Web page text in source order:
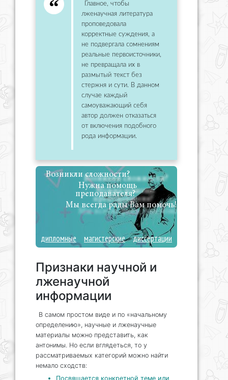
Главное, чтобы
лженаучная литература
проповедовала
корректные суждения, а
не подвергала сомнениям
реальные первоисточники,
не превращала их в
размытый текст без
стержня и сути. В данном
случае каждый
самоуважающий себя
автор должен отказаться
от включения подобного
рода информации.
Возникли сложности?
Нужна помощь
преподавателя?
Мы всегда рады Вам помочь!
дипломные магистерские диссертации
Признаки научной и
лженаучной
информации
В самом простом виде и по «начальному
определению», научные и лженаучные
материалы можно представить, как
антонимы. Но если вглядеться, то у
рассматриваемых категорий можно найти
немало сходств:
Посвящается конкретной теме или